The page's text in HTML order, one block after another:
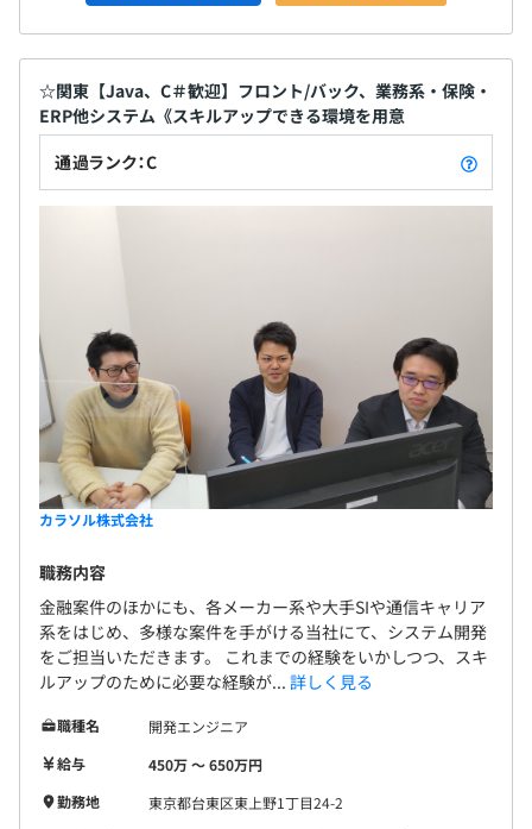
☆関東【Java、C＃歓迎】フロント/バック、業務系・保険・
ERP他システム《スキルアップできる環境を用意
通過ランク：C
カラソル株式会社
職務内容
金融案件のほかにも、各メーカー系や大手SIや通信キャリア
系をはじめ、多様な案件を手がける当社にて、システム開発
をご担当いただきます。 これまでの経験をいかしつつ、スキ
ルアップのために必要な経験が... 詳しく見る
職種名
開発エンジニア
給与
450万 〜 650万円
勤務地
東京都台東区東上野1丁目24-2